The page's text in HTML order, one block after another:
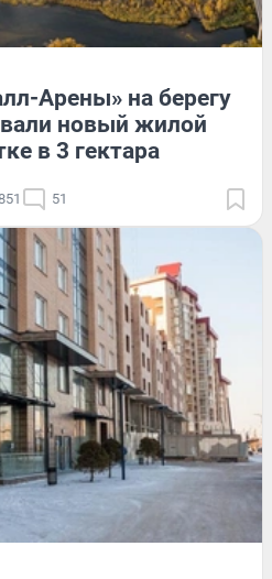
Арены» на берегу
новый жилой
в 3 гектара
51